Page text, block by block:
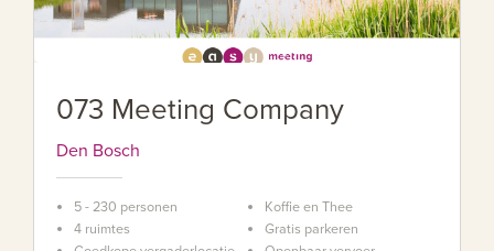
073 Meeting Company
Den Bosch
5 - 230 personen
4 ruimtes
Koffie en Thee
Gratis parkeren